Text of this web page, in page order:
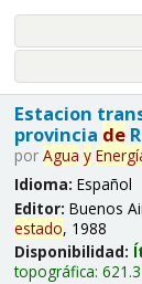
Estacion
provincia de
por Agua y
Idioma: Español
Editor: Buenos
estado, 1988
Disponibilidad:
topográfica: